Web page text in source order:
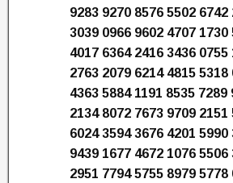
9283 9270 8576 5502 6742
3039 0966 9602 4707 1730
4017 6364 2416 3436 0755
2763 2079 6214 4815 5318
4363 5884 1191 8535 7289
2134 8072 7673 9709 2151
6024 3594 3676 4201 5990
9439 1677 4672 1076 5506
2951 7794 5755 8979 5778